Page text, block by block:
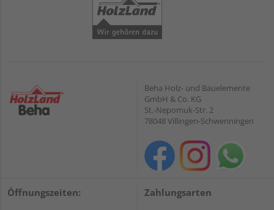
Beha Holz- und Bauelemente
GmbH & Co. KG
St.-Nepomuk-Str. 2
78048 Villingen-Schwenningen
Öffnungszeiten: Zahlungsarten